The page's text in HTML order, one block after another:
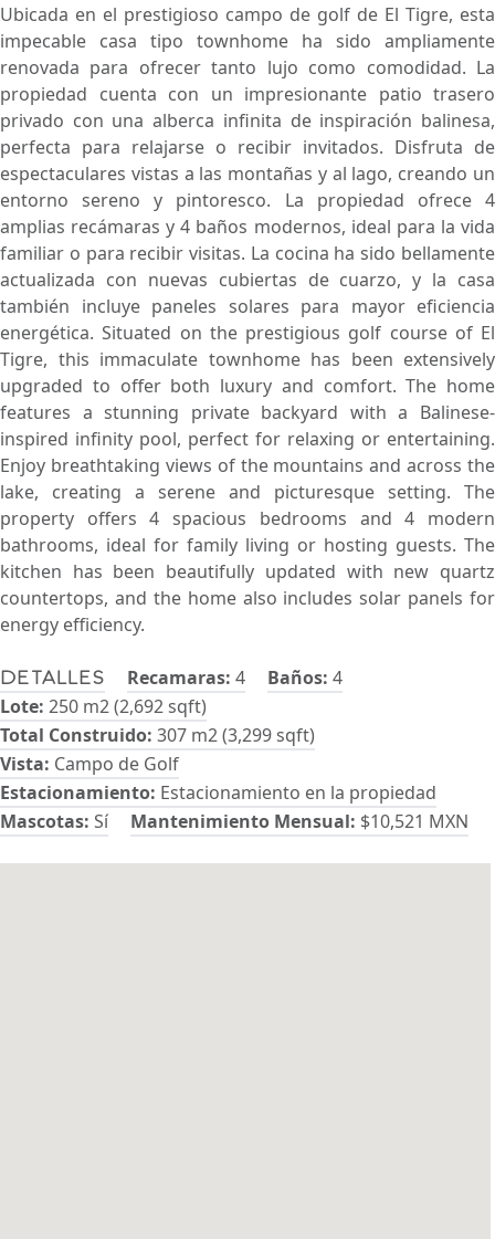
Detalles Recamaras: 4 Baños: 4
Lote: 250 m2 (2,692 sqft)
Total Construido: 307 m2 (3,299 sqft)
Vista: Campo de Golf
Estacionamiento: Estacionamiento en la propiedad
Mascotas: Sí Mantenimiento Mensual: $10,521 MXN
Ubicada en el prestigioso campo de golf de El Tigre, esta
impecable casa tipo townhome ha sido ampliamente
renovada para ofrecer tanto lujo como comodidad. La
propiedad cuenta con un impresionante patio trasero
privado con una alberca infinita de inspiración balinesa,
perfecta para relajarse o recibir invitados. Disfruta de
espectaculares vistas a las montañas y al lago, creando un
entorno sereno y pintoresco. La propiedad ofrece 4
amplias recámaras y 4 baños modernos, ideal para la vida
familiar o para recibir visitas. La cocina ha sido bellamente
actualizada con nuevas cubiertas de cuarzo, y la casa
también incluye paneles solares para mayor eficiencia
energética. Situated on the prestigious golf course of El
Tigre, this immaculate townhome has been extensively
upgraded to offer both luxury and comfort. The home
features a stunning private backyard with a Balinese-
inspired infinity pool, perfect for relaxing or entertaining.
Enjoy breathtaking views of the mountains and across the
lake, creating a serene and picturesque setting. The
property offers 4 spacious bedrooms and 4 modern
bathrooms, ideal for family living or hosting guests. The
kitchen has been beautifully updated with new quartz
countertops, and the home also includes solar panels for
energy efficiency.